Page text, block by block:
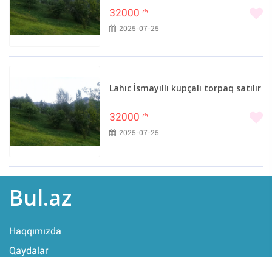
32000 m
2025-07-25
Lahıc İsmayıllı kupçalı torpaq satılır
32000 m
2025-07-25
Bul.az
Haqqımızda
Qaydalar